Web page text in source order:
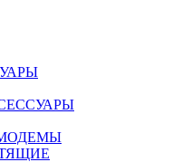
МОДЕМЫ